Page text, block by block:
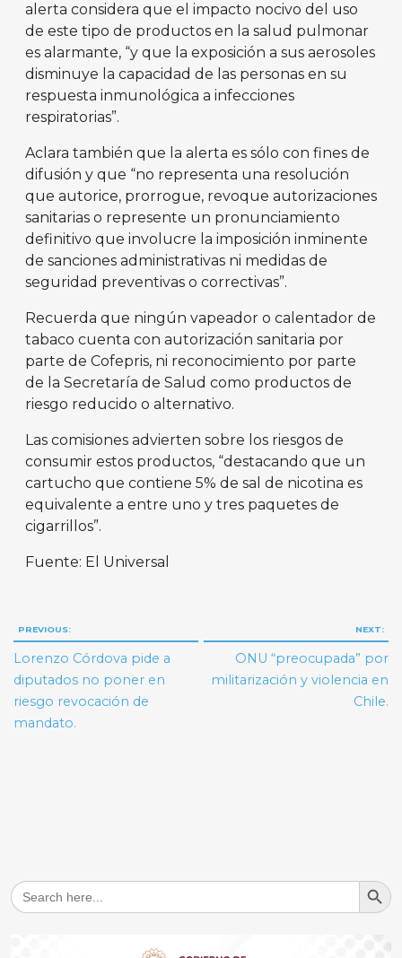
alerta considera que el impacto nocivo del uso
de este tipo de productos en la salud pulmonar
es alarmante, “y que la exposición a sus aerosoles
disminuye la capacidad de las personas en su
respuesta inmunológica a infecciones
respiratorias”.
Aclara también que la alerta es sólo con fines de
difusión y que “no representa una resolución
que autorice, prorrogue, revoque autorizaciones
sanitarias o represente un pronunciamiento
definitivo que involucre la imposición inminente
de sanciones administrativas ni medidas de
seguridad preventivas o correctivas”.
Recuerda que ningún vapeador o calentador de
tabaco cuenta con autorización sanitaria por
parte de Cofepris, ni reconocimiento por parte
de la Secretaría de Salud como productos de
riesgo reducido o alternativo.
Las comisiones advierten sobre los riesgos de
consumir estos productos, “destacando que un
cartucho que contiene 5% de sal de nicotina es
equivalente a entre uno y tres paquetes de
cigarrillos”.
Fuente: El Universal
Navegación
de
entradas
PREVIOUS:
Lorenzo Córdova pide a
diputados no poner en
riesgo revocación de
mandato.
NEXT:
ONU “preocupada” por
militarización y violencia en
Chile.
Search
for:
Search